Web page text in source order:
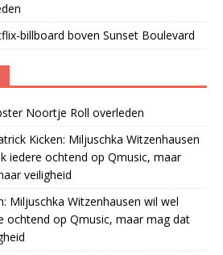
billboard boven Sunset Boulevard
Noortje Roll overleden
Kicken: Miljuschka Witzenhausen
iedere ochtend op Qmusic, maar
veiligheid
Miljuschka Witzenhausen wil wel
ochtend op Qmusic, maar mag dat